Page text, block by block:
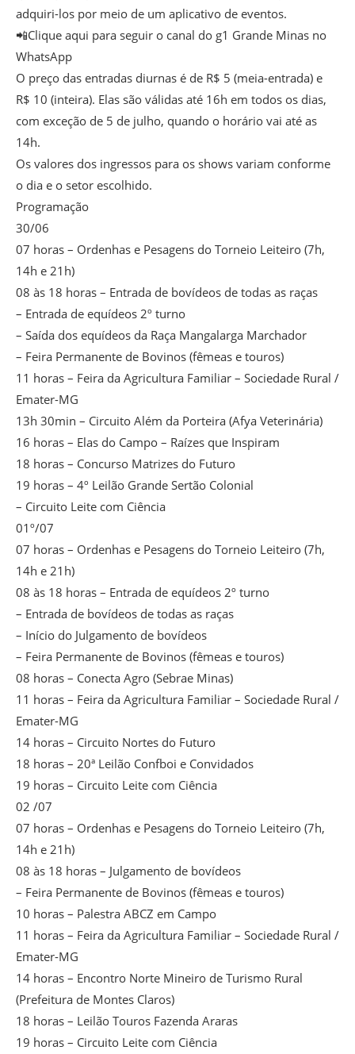
adquiri-los por meio de um aplicativo de eventos.
📲Clique aqui para seguir o canal do g1 Grande Minas no
WhatsApp
O preço das entradas diurnas é de R$ 5 (meia-entrada) e
R$ 10 (inteira). Elas são válidas até 16h em todos os dias,
com exceção de 5 de julho, quando o horário vai até as
14h.
Os valores dos ingressos para os shows variam conforme
o dia e o setor escolhido.
Programação
30/06
07 horas – Ordenhas e Pesagens do Torneio Leiteiro (7h,
14h e 21h)
08 às 18 horas – Entrada de bovídeos de todas as raças
– Entrada de equídeos 2º turno
– Saída dos equídeos da Raça Mangalarga Marchador
– Feira Permanente de Bovinos (fêmeas e touros)
11 horas – Feira da Agricultura Familiar – Sociedade Rural /
Emater-MG
13h 30min – Circuito Além da Porteira (Afya Veterinária)
16 horas – Elas do Campo – Raízes que Inspiram
18 horas – Concurso Matrizes do Futuro
19 horas – 4º Leilão Grande Sertão Colonial
– Circuito Leite com Ciência
01º/07
07 horas – Ordenhas e Pesagens do Torneio Leiteiro (7h,
14h e 21h)
08 às 18 horas – Entrada de equídeos 2º turno
– Entrada de bovídeos de todas as raças
– Início do Julgamento de bovídeos
– Feira Permanente de Bovinos (fêmeas e touros)
08 horas – Conecta Agro (Sebrae Minas)
11 horas – Feira da Agricultura Familiar – Sociedade Rural /
Emater-MG
14 horas – Circuito Nortes do Futuro
18 horas – 20ª Leilão Confboi e Convidados
19 horas – Circuito Leite com Ciência
02 /07
07 horas – Ordenhas e Pesagens do Torneio Leiteiro (7h,
14h e 21h)
08 às 18 horas – Julgamento de bovídeos
– Feira Permanente de Bovinos (fêmeas e touros)
10 horas – Palestra ABCZ em Campo
11 horas – Feira da Agricultura Familiar – Sociedade Rural /
Emater-MG
14 horas – Encontro Norte Mineiro de Turismo Rural
(Prefeitura de Montes Claros)
18 horas – Leilão Touros Fazenda Araras
19 horas – Circuito Leite com Ciência